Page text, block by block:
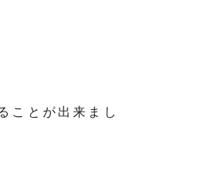
ことが出来まし